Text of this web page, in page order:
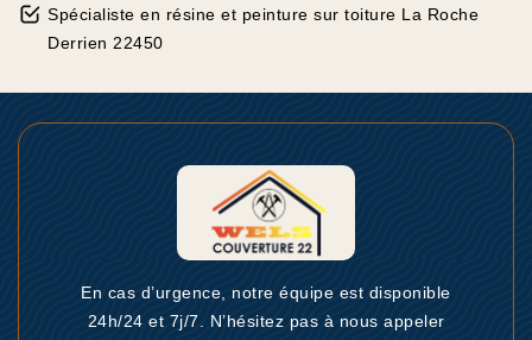
Spécialiste en résine et peinture sur toiture La Roche
Derrien 22450
En cas d’urgence, notre équipe est disponible
24h/24 et 7j/7. N’hésitez pas à nous appeler